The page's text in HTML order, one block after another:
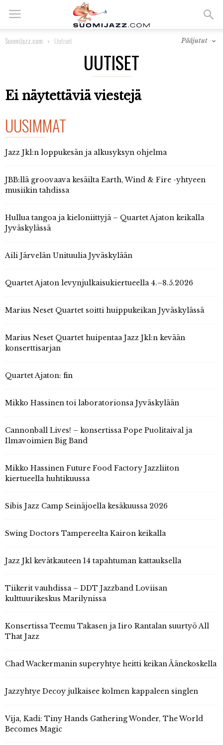
SuomiJazz.com Uutiset Pääjutut
UUTISET
Ei näytettäviä viestejä
UUSIMMAT
Jazz Jkl:n loppukesän ja alkusyksyn ohjelma
JBB:llä groovaava kesäilta Earth, Wind & Fire -yhtyeen
musiikin tahdissa
Hullua tangoa ja kieloniittyjä – Quartet Ajaton keikalla
Jyväskylässä
Aili Järvelän Unituulia Jyväskylään
Quartet Ajaton levynjulkaisukiertueella 4.–8.5.2026
Marius Neset Quartet soitti huippukeikan Jyväskylässä
Marius Neset Quartet huipentaa Jazz Jkl:n kevään
konserttisarjan
Quartet Ajaton: fin
Mikko Hassinen toi laboratorionsa Jyväskylään
Cannonball Lives! – konsertissa Pope Puolitaival ja
Ilmavoimien Big Band
Mikko Hassinen Future Food Factory Jazzliiton
kiertueella huhtikuussa
Sibis Jazz Camp Seinäjoella kesäkuussa 2026
Swing Doctors Tampereelta Kairon keikalla
Jazz Jkl kevätkauteen 14 tapahtuman kattauksella
Tiikerit vauhdissa – DDT Jazzband Loviisan
kulttuurikeskus Marilynissa
Konsertissa Teemu Takasen ja Iiro Rantalan suurtyö All
That Jazz
Chad Wackermanin superyhtye heitti keikan Äänekoskella
Jazzyhtye Decoy julkaisee kolmen kappaleen singlen
Vija, Kadi: Tiny Hands Gathering Wonder, The World
Becomes Magic